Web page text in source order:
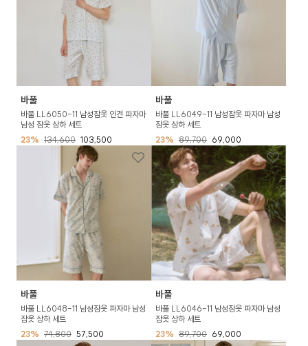
바풀
바풀 LL6050-11 남성잠옷 인견 파자마
남성 잠옷 상하 세트
23% 134,600 103,500
바풀
바풀 LL6049-11 남성잠옷 파자마 남성
잠옷 상하 세트
23% 89,700 69,000
바풀
바풀 LL6048-11 남성잠옷 파자마 남성
잠옷 상하 세트
23% 74,800 57,500
바풀
바풀 LL6046-11 남성잠옷 파자마 남성
잠옷 상하 세트
23% 89,700 69,000